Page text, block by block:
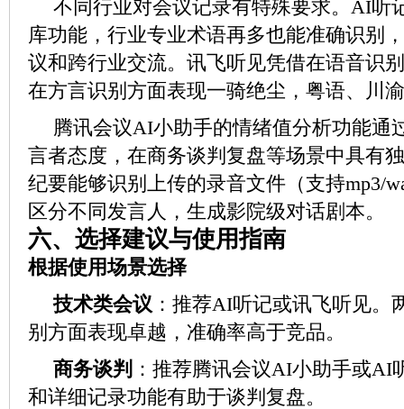
不同行业对会议记录有特殊要求。AI听
库功能，行业专业术语再多也能准确识别
议和跨行业交流。讯飞听见凭借在语音识
在方言识别方面表现一骑绝尘，粤语、川
腾讯会议AI小助手的情绪值分析功能通
言者态度，在商务谈判复盘等场景中具有
纪要能够识别上传的录音文件（支持mp3/
区分不同发言人，生成影院级对话剧本。
六、选择建议与使用指南
根据使用场景选择
技术类会议 ：推荐AI听记或讯飞听见。
别方面表现卓越，准确率高于竞品。
商务谈判 ：推荐腾讯会议AI小助手或AI
和详细记录功能有助于谈判复盘。